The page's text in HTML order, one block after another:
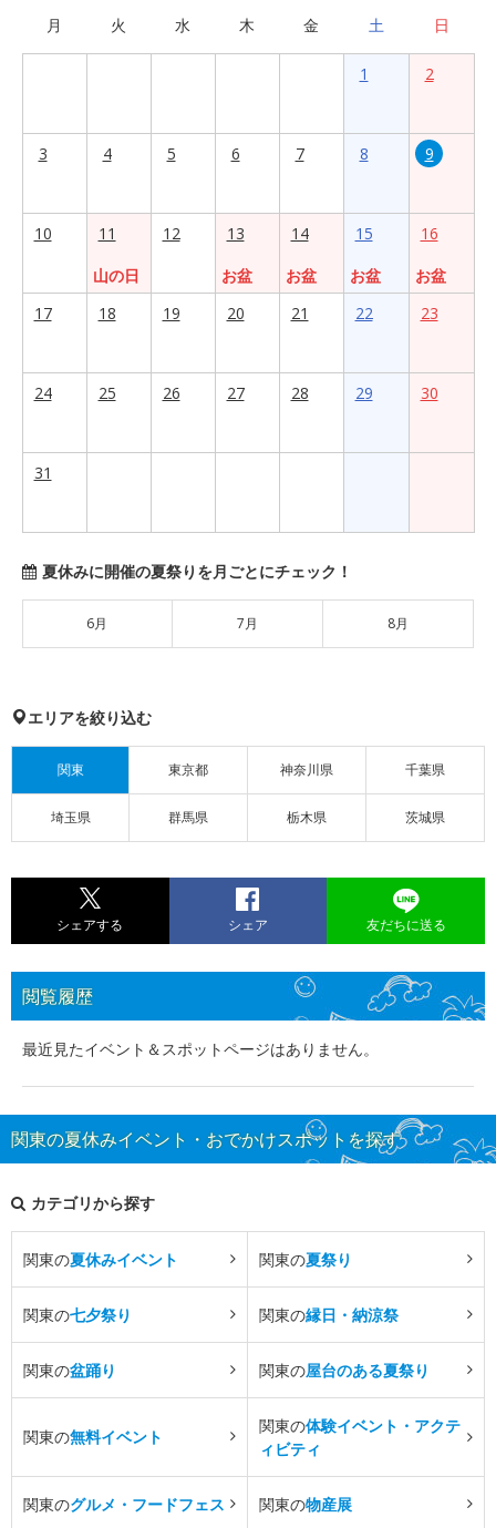
月 火 水 木 金 土 日
1 2
3 4 5 6 7 8 9
10
11
山の日
12
13
お盆
14
お盆
15
お盆
16
お盆
17
18 19 20 21 22 23
24 25 26 27 28 29 30
31
夏休みに開催の夏祭りを月ごとにチェック！
6月 7月 8月
エリアを絞り込む
関東 東京都 神奈川県 千葉県
埼玉県 群馬県 栃木県 茨城県
シェアする シェア 友だちに送る
閲覧履歴
最近見たイベント＆スポットページはありません。
関東の夏休みイベント・おでかけスポットを探す
カテゴリから探す
関東の夏休みイベント 関東の夏祭り
関東の七夕祭り 関東の縁日・納涼祭
関東の盆踊り 関東の屋台のある夏祭り
関東の無料イベント
関東の体験イベント・アクテ
ィビティ
関東のグルメ・フードフェス 関東の物産展